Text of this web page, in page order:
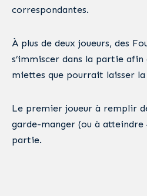
correspondantes.
À plus de deux joueurs, des
s’immiscer dans la partie
miettes que pourrait laisser
Le premier joueur à remplir
garde-manger (ou à
partie.